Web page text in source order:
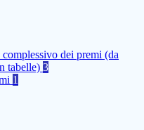
dei premi (da
tabelle) 3
1